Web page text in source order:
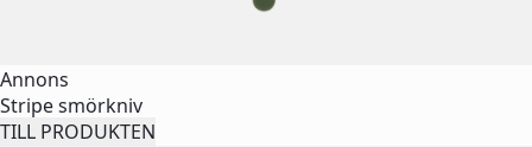
Annons
Stripe smörkniv
TILL PRODUKTEN